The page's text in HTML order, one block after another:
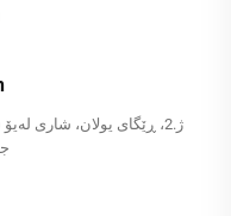
ژ.2، ڕێگای یولان، شاری